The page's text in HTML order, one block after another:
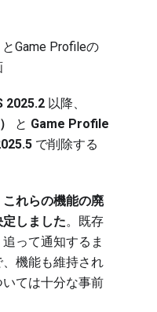
Game Profileの
2025.2 以降、
と Game Profile
で削除する
これらの機能の廃
しました。既存
って通知するま
機能も維持され
ては十分な事前